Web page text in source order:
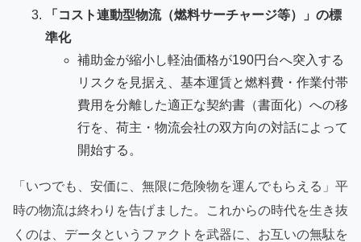
「コスト連動型物流（燃料サーチャージ等）」の標
準化
補助金が縮小し軽油価格が190円台へ突入する
リスクを見据え、基本運賃と燃料費・作業付帯
費用を分離した適正な契約書（書面化）への移
行を、荷主・物流会社の双方向の対話によって
開始する。
「いつでも、安価に、無限に危険物を運んでもらえる」平
時の物流は終わりを告げました。これからの時代を生き抜
くのは、データというファクトを武器に、お互いの無駄を